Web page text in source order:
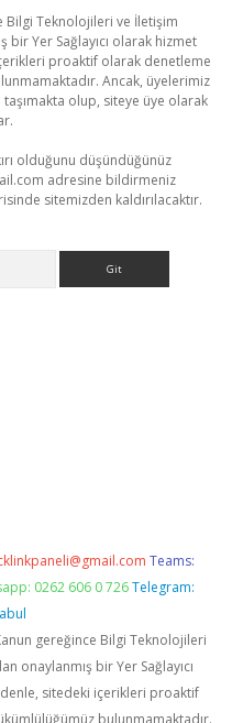
Bilgi Teknolojileri ve İletişim
bir Yer Sağlayıcı olarak hizmet
proaktif olarak denetleme
Ancak, üyelerimiz
olup, siteye üye olarak
olduğunu düşündüğünüz
adresine bildirmeniz
sitemizden kaldırılacaktır.
Teams:
0262 606 0 726 Telegram:
gereğince Bilgi Teknolojileri
onaylanmış bir Yer Sağlayıcı
sitedeki içerikleri proaktif
bulunmamaktadır.